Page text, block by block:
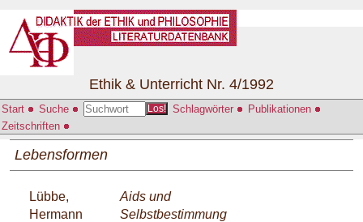
Start Suche Los! Schlagwörter
Publikationen
Zeitschriften
Ethik & Unterricht Nr. 4/1992
Lebensformen
Lübbe,
Hermann
Aids und
Selbstbestimmung